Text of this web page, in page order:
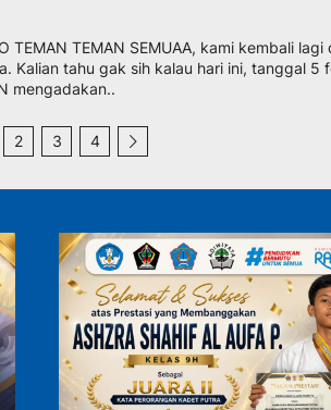
TEMAN TEMAN SEMUAA, kami kembali
Kalian tahu gak sih kalau hari ini, tanggal 5
mengadakan..
2 3 4